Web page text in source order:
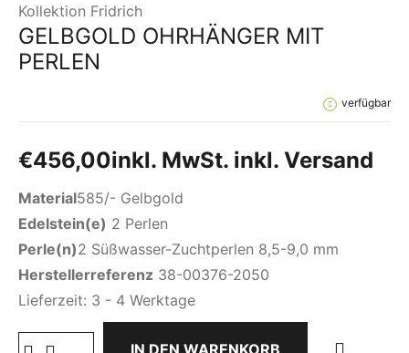
Kollektion Fridrich
GELBGOLD OHRHÄNGER MIT
PERLEN
verfügbar
€456,00inkl. MwSt. inkl. Versand
Material585/- Gelbgold
Edelstein(e) 2 Perlen
Perle(n)2 Süßwasser-Zuchtperlen 8,5-9,0 mm
Herstellerreferenz 38-00376-2050
Lieferzeit: 3 - 4 Werktage
IN DEN WARENKORB